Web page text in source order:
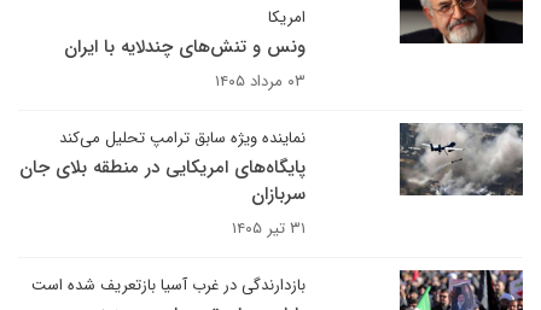
امریکا
ونس و تنش‌های چندلایه با ایران
۰۳ مرداد ۱۴۰۵
نماینده ویژه سابق ترامپ تحلیل می‌کند
پایگاه‌های امریکایی در منطقه بلای جان
سربازان
۳۱ تیر ۱۴۰۵
بازدارندگی در غرب آسیا بازتعریف شده است